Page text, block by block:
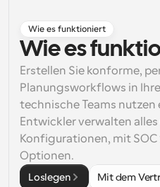
Supercharged Planung
Arbeitsabläufe
Automatisieren Sie die
Blog
Bleiben Sie auf dem
Nachrichten und
Sofortige
Treffen Sie sich in
Dynamische
Wie es funktioniert
Wie es
Erstellen Sie konforme,
Planungsworkflows in
technische Teams nutzen
Entwickler verwalten alles
Konfigurationen, mit
Optionen.
Loslegen Mit dem